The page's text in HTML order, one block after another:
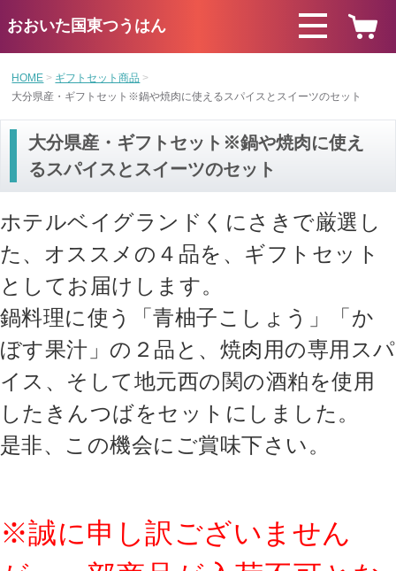
おおいた国東つうはん
HOME
ギフトセット商品
大分県産・ギフトセット※鍋や焼肉に使えるスパイスとスイーツのセット
大分県産・ギフトセット※鍋や焼肉に使え
るスパイスとスイーツのセット
ホテルベイグランドくにさきで厳選し
た、オススメの４品を、ギフトセット
としてお届けします。
鍋料理に使う「青柚子こしょう」「か
ぼす果汁」の２品と、焼肉用の専用スパ
イス、そして地元西の関の酒粕を使用
したきんつばをセットにしました。
是非、この機会にご賞味下さい。
※誠に申し訳ございません